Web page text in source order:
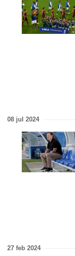
08 jul 2024
27 feb 2024